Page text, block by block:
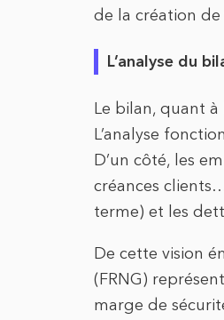
de la création de
L’analyse du
Le bilan, quant
L’analyse
D’un côté, les
créances
terme) et les
De cette vision
(FRNG)
marge de